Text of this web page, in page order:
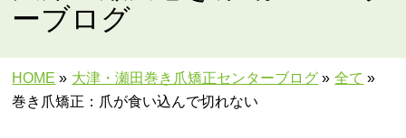
ーブログ
HOME » 大津・瀬田巻き爪矯正センターブログ » 全て »
巻き爪矯正：爪が食い込んで切れない